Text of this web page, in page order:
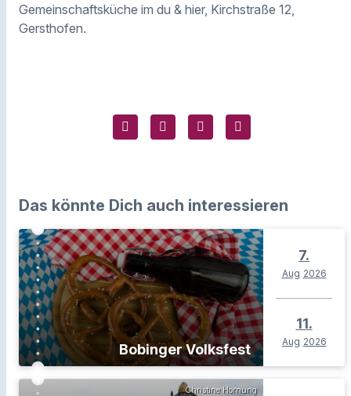
Gemeinschaftsküche im du & hier, Kirchstraße 12,
Gersthofen.
Das könnte Dich auch interessieren
Bobinger Volksfest
7.
Aug 2026
11.
Aug 2026
Christine Hornung